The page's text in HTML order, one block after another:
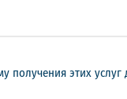
этих услуг